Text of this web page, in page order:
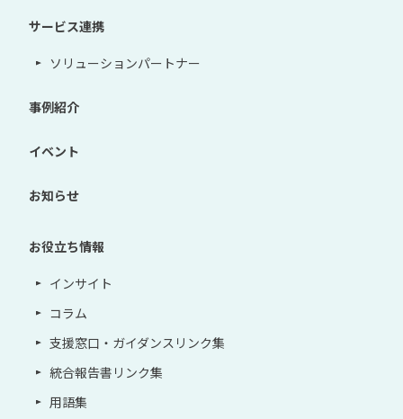
サービス連携
ソリューションパートナー
事例紹介
イベント
お知らせ
お役立ち情報
インサイト
コラム
支援窓口・ガイダンスリンク集
統合報告書リンク集
用語集